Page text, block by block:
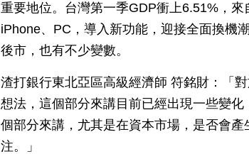
重要地位。台灣第一季GDP衝上6.51%，
iPhone、PC，導入新功能，迎接全面換機
後市，也有不少變數。
渣打銀行東北亞區高級經濟師 符銘財：「
想法，這個部分來講目前已經出現一些變
個部分來講，尤其是在資本市場，是否會
注。」